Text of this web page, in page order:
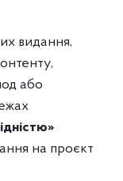
видання,
або
на проєкт